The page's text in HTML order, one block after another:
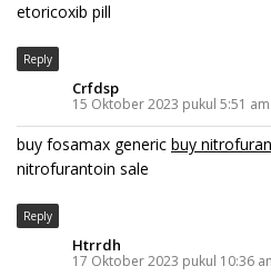
etoricoxib pill
Reply
Crfdsp
15 Oktober 2023 pukul 5:51 am
buy fosamax generic buy
nitrofurantoin sale
Reply
Htrrdh
17 Oktober 2023 pukul 10:36